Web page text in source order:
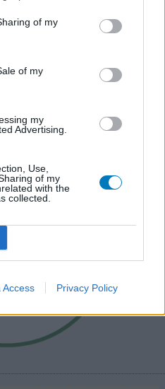
of my
of my
my
Advertising.
Use,
of my
with the
collected.
Access Privacy Policy